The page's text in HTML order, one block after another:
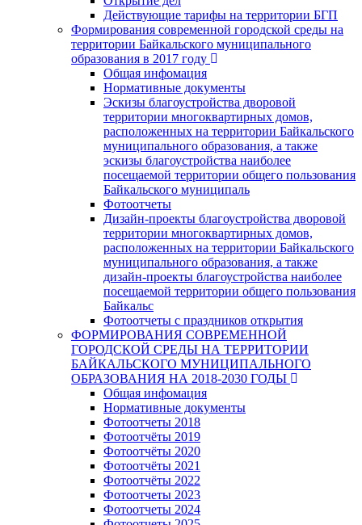
Действующие тарифы на территории БГП
Формирования современной городской среды на
территории Байкальского муниципального
образования в 2017 году
Общая инфомация
Нормативные документы
Эскизы благоустройства дворовой
территории многоквартирных домов,
расположенных на территории Байкальского
муниципального образования, а также
эскизы благоустройства наиболее
посещаемой территории общего пользования
Байкальского муниципаль
Фотоотчеты
Дизайн-проекты благоустройства дворовой
территории многоквартирных домов,
расположенных на территории Байкальского
муниципального образования, а также
дизайн-проекты благоустройства наиболее
посещаемой территории общего пользования
Байкальс
Фотоотчеты с праздников открытия
ФОРМИРОВАНИЯ СОВРЕМЕННОЙ
ГОРОДСКОЙ СРЕДЫ НА ТЕРРИТОРИИ
БАЙКАЛЬСКОГО МУНИЦИПАЛЬНОГО
ОБРАЗОВАНИЯ НА 2018-2030 ГОДЫ
Общая инфомация
Нормативные документы
Фотоотчеты 2018
Фотоотчёты 2019
Фотоотчёты 2020
Фотоотчёты 2021
Фотоотчёты 2022
Фотоотчеты 2023
Фотоотчеты 2024